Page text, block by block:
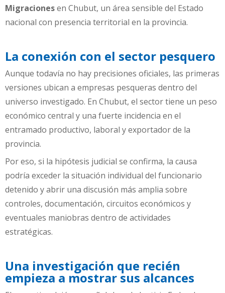
Migracionesen Chubut, un área sensible del Estado
nacional con presencia territorial en la provincia.
La conexión con el sector pesquero
Aunque todavía no hay precisiones oficiales, las primeras
versiones ubican a empresas pesqueras dentro del
universo investigado. En Chubut, el sector tiene un peso
económico central y una fuerte incidencia en el
entramado productivo, laboral y exportador de la
provincia.
Por eso, si la hipótesis judicial se confirma, la causa
podría exceder la situación individual del funcionario
detenido y abrir una discusión más amplia sobre
controles, documentación, circuitos económicos y
eventuales maniobras dentro de actividades
estratégicas.
Una investigación que recién
empieza a mostrar sus alcances